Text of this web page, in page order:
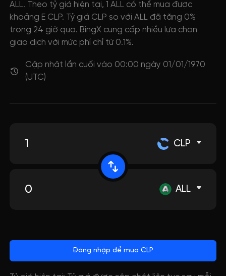
ALL. Theo tỷ giá hiện tại, 1 ALL có thể mua được
khoảng E CLP. Tỷ giá CLP so với ALL đã tăng 0%
trong 24 giờ qua. BingX cung cấp nhiều lựa chọn
giao dịch với mức phí chỉ từ 0.1%.
Cập nhật lần cuối vào 00:00 ngày 01/01/1970
(UTC)
CLP
ALL
Đăng nhập để mua CLP